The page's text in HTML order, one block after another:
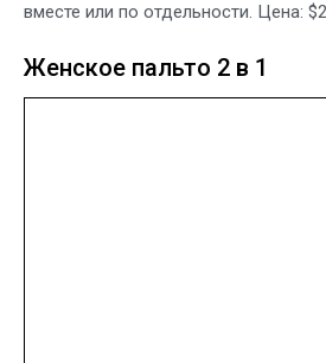
вместе или по отдельности. Цена:
Женское пальто 2 в 1